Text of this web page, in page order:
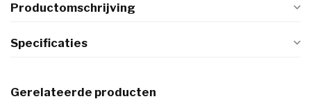
Productomschrijving
Specificaties
Gerelateerde producten